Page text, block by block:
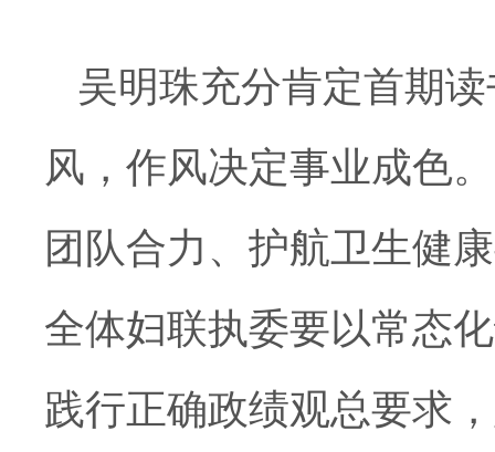
吴明珠充分肯定首期
风，作风决定事业成色
团队合力、护航卫生健
全体妇联执委要以常态
践行正确政绩观总要求